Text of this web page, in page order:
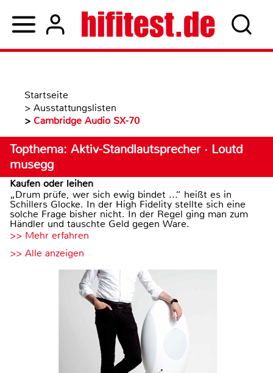
Startseite
> Ausstattungslisten
> Cambridge Audio SX-70
Topthema: Aktiv-Standlautsprecher · Loutd
musegg
Kaufen oder leihen
„Drum prüfe, wer sich ewig bindet ...“ heißt es in
Schillers Glocke. In der High Fidelity stellte sich eine
solche Frage bisher nicht. In der Regel ging man zum
Händler und tauschte Geld gegen Ware.
>> Mehr erfahren
>> Alle anzeigen